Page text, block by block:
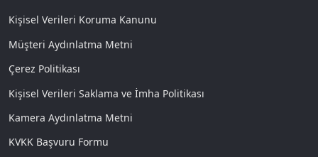
Kişisel Verileri Koruma Kanunu
Müşteri Aydınlatma Metni
Çerez Politikası
Kişisel Verileri Saklama ve İmha Politikası
Kamera Aydınlatma Metni
KVKK Başvuru Formu